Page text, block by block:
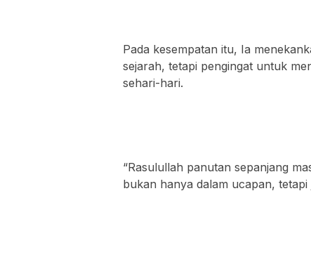
Pada kesempatan itu, Ia
sejarah, tetapi pengingat untuk
sehari-hari.
“Rasulullah panutan sepanjang
bukan hanya dalam ucapan,